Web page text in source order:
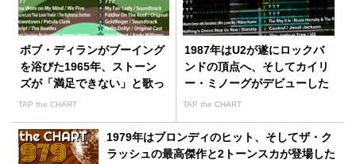
ボブ・ディランがブーイング
を浴びた1965年、ストーン
ズが「満足できない」と歌っ
た
TAP the CHART
1987年はU2が遂にロックバ
ンドの頂点へ、そしてカイリ
ー・ミノーグがデビューした
TAP the CHART
1979年はブロンディのヒット、そしてザ・ク
ラッシュの最高傑作と2トーンスカが登場した